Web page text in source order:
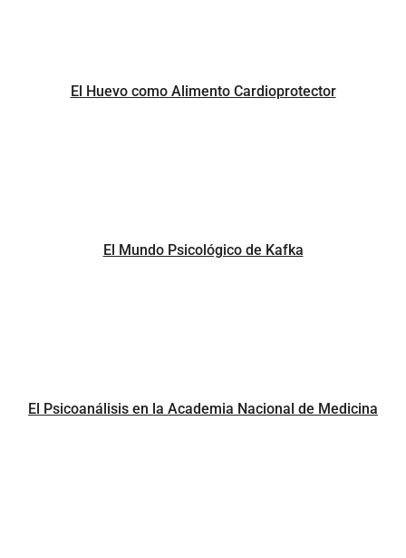
El Huevo como Alimento Cardioprotector
El Mundo Psicológico de Kafka
El Psicoanálisis en la Academia Nacional de Medicina